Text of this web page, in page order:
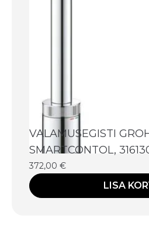
VALAMUSEGISTI
SMARTCONTOL,
372,00 €
LISA